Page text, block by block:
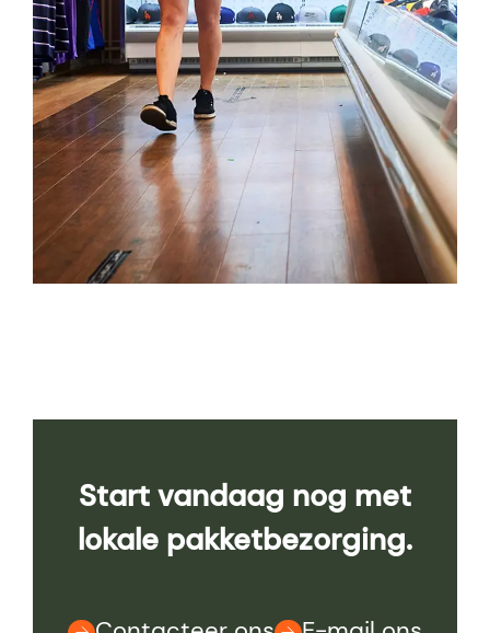
Start vandaag nog met
lokale pakketbezorging.